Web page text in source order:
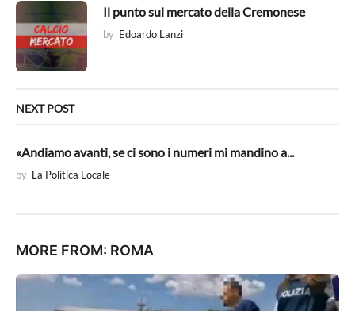
t
i
o
n
Il punto sul mercato della Cremonese
by Edoardo Lanzi
NEXT POST
«Andiamo avanti, se ci sono i numeri mi mandino a...
by La Politica Locale
MORE FROM: ROMA